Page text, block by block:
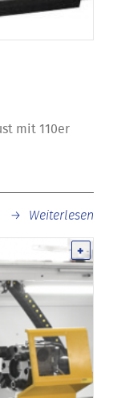
mit 110er
Weiterlesen
+